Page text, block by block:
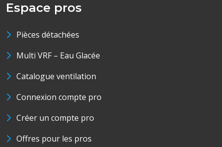
Espace pros
Pièces détachées
Multi VRF – Eau Glacée
Catalogue ventilation
Connexion compte pro
Créer un compte pro
Offres pour les pros